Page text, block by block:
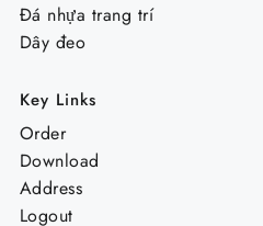
Đá nhựa trang trí
Dây đeo
Key Links
Order
Download
Address
Logout